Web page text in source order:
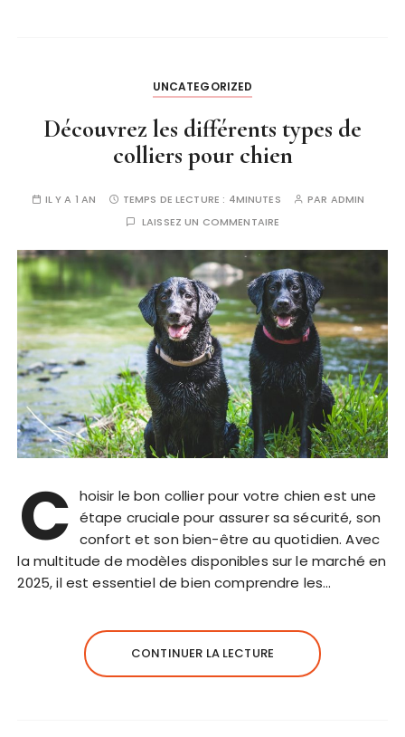
UNCATEGORIZED
Découvrez les différents types de
colliers pour chien
IL Y A 1 AN TEMPS DE LECTURE : 4MINUTES PAR ADMIN
LAISSEZ UN COMMENTAIRE
C hoisir le bon collier pour votre chien est une
étape cruciale pour assurer sa sécurité, son
confort et son bien-être au quotidien. Avec
la multitude de modèles disponibles sur le marché en
2025, il est essentiel de bien comprendre les…
CONTINUER LA LECTURE